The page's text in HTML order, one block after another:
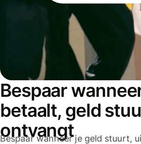
Bespaar
betaalt, geld
ontvangt
Bespaar wanneer je geld stuurt,